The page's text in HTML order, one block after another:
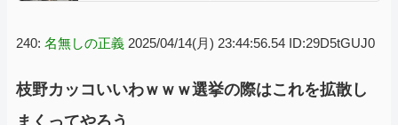
持たないで日本を守れますか」と問われ危機感
240: 名無しの正義 2025/04/14(月) 23:44:56.54 ID:29D5tGUJ0
枝野カッコいいわｗｗｗ選挙の際はこれを拡散し
まくってやろう